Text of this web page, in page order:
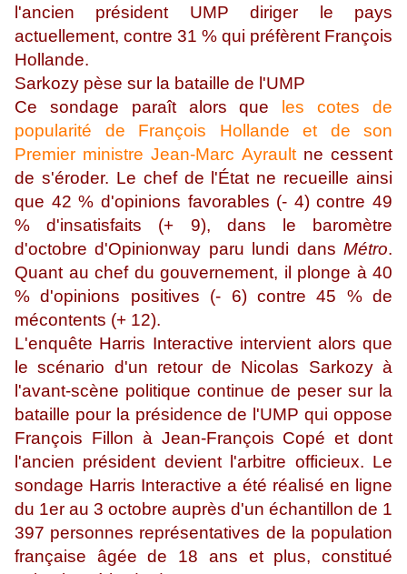
l'ancien président UMP diriger le pays
actuellement, contre 31 % qui préfèrent François
Hollande.
Sarkozy pèse sur la bataille de l'UMP
Ce sondage paraît alors que
les cotes de
popularité de François Hollande et de son
Premier ministre Jean-Marc Ayraultne cessent
de s'éroder. Le chef de l'État ne recueille ainsi
que 42 % d'opinions favorables (- 4) contre 49
% d'insatisfaits (+ 9), dans le baromètre
d'octobre d'Opinionway paru lundi dans Métro.
Quant au chef du gouvernement, il plonge à 40
% d'opinions positives (- 6) contre 45 % de
mécontents (+ 12).
L'enquête Harris Interactive intervient alors que
le scénario d'un retour de Nicolas Sarkozy à
l'avant-scène politique continue de peser sur la
bataille pour la présidence de l'UMP qui oppose
François Fillon à Jean-François Copé et dont
l'ancien président devient l'arbitre officieux. Le
sondage Harris Interactive a été réalisé en ligne
du 1er au 3 octobre auprès d'un échantillon de 1
397 personnes représentatives de la population
française âgée de 18 ans et plus, constitué